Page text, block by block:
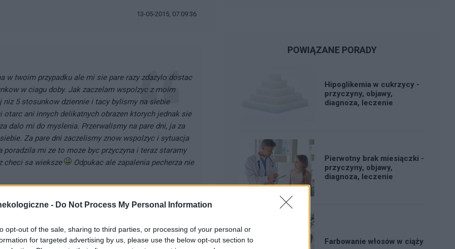
- Do Not Process My Personal Information
opt-out of the sale, sharing to third parties, or processing of your personal or
for targeted advertising by us, please use the below opt-out section to
13-05-2015, 07:09:36
w twoim przypadku ale mi sie pare razy zdazylo dostac
w ciagu doby. Jak zaczelam wspolzyc z moim
5 stosunkow dziennie i tacy bylismy na siebie
ani innych delikatnych obrazen ktorych jednak sie
dalo mi do myslenia. Przerwalismy na pare dni, ja za
Za pare dni zaczelismy znow wspolzyc i sytuacja
mi ze to moze byc przyczyna i teraz staramy
checi sa wieksze
Odpukac ale zapalenia pecherza nie
takiej sytuacji trzeba odpowiednio dbać o profilaktykę i tak
Twoje buty"
POWIĄZANE PORADY
Hipoglikemia w cukrzycy -
przyczyny, objawy,
diagnoza, leczenie
Pierwotny brak miesiączki -
przyczyny, objawy,
diagnoza, leczenie
Farbowanie włosów w ciąży